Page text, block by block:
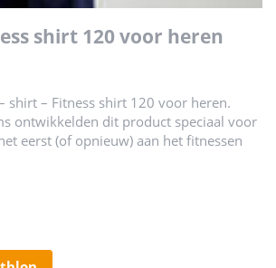
shirt 120 voor heren
shirt – Fitness shirt 120 voor heren.
ontwikkelden dit product speciaal voor
eerst (of opnieuw) aan het fitnessen